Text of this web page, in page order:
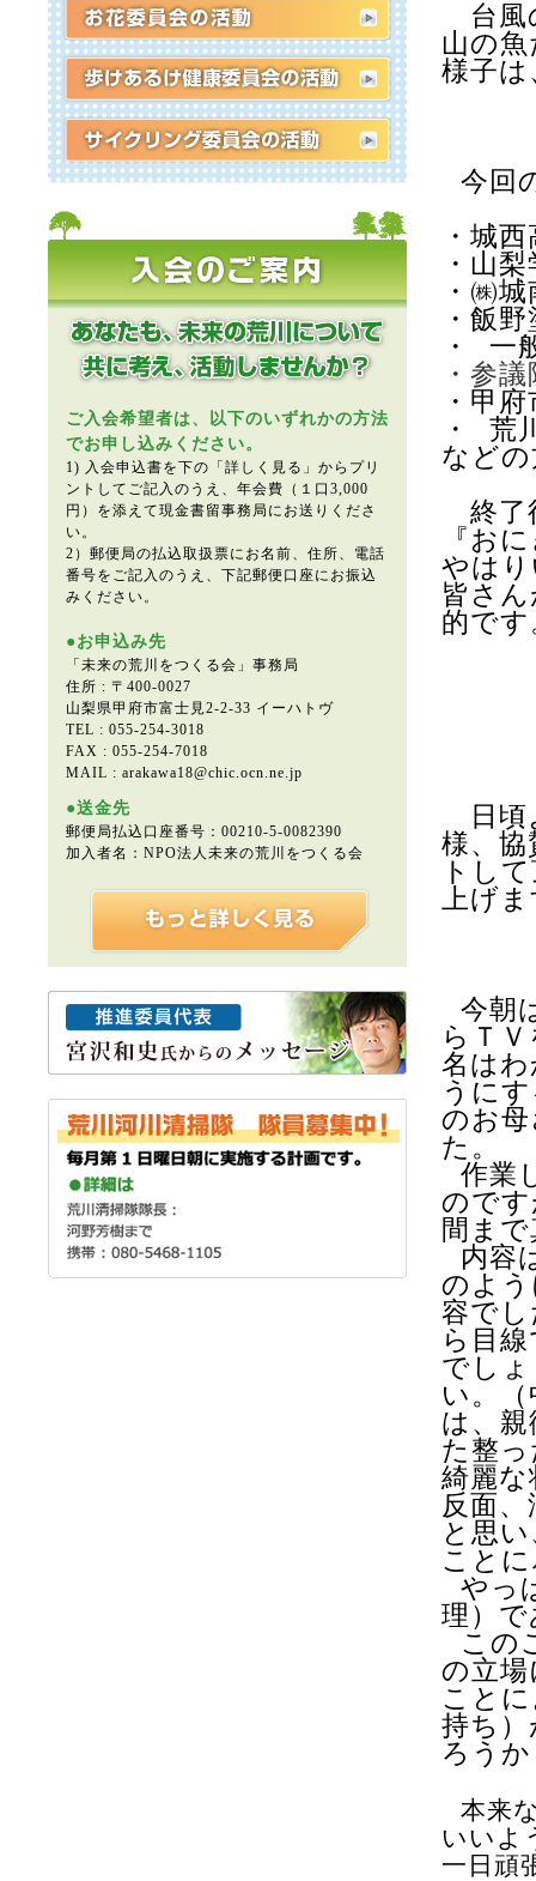
ご入会希望者は、以下のいずれかの方法
でお申し込みください。
1) 入会申込書を下の「詳しく見る」からプリ
ントしてご記入のうえ、年会費（１口3,000
円）を添えて現金書留事務局にお送りくださ
い。
2）郵便局の払込取扱票にお名前、住所、電話
番号をご記入のうえ、下記郵便口座にお振込
みください。
●お申込み先
「未来の荒川をつくる会」事務局
住所 : 〒400-0027
山梨県甲府市富士見2-2-33 イーハトヴ
TEL : 055-254-3018
FAX : 055-254-7018
MAIL : arakawa18@chic.ocn.ne.jp
●送金先
郵便局払込口座番号：00210-5-0082390
加入者名：NPO法人未来の荒川をつくる会
台風
山の
様子
今回
・城
・山
・㈱
・飯
・
一
・参
・甲
・
荒
など
終了
『お
やは
皆さ
的です
日頃
様、
トし
上げ
今朝
らＴ
名は
うに
のお
た。
作業
ので
間ま
内容
のよ
容で
ら目
でし
い。
は、
た整
綺麗
反面
と思
こと
やっ
理）
この
の立
こと
持ち
ろう
本来
いいよ
一日頑